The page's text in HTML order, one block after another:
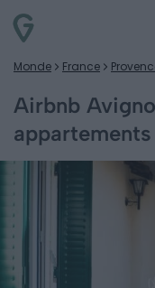
Monde France
Airbnb